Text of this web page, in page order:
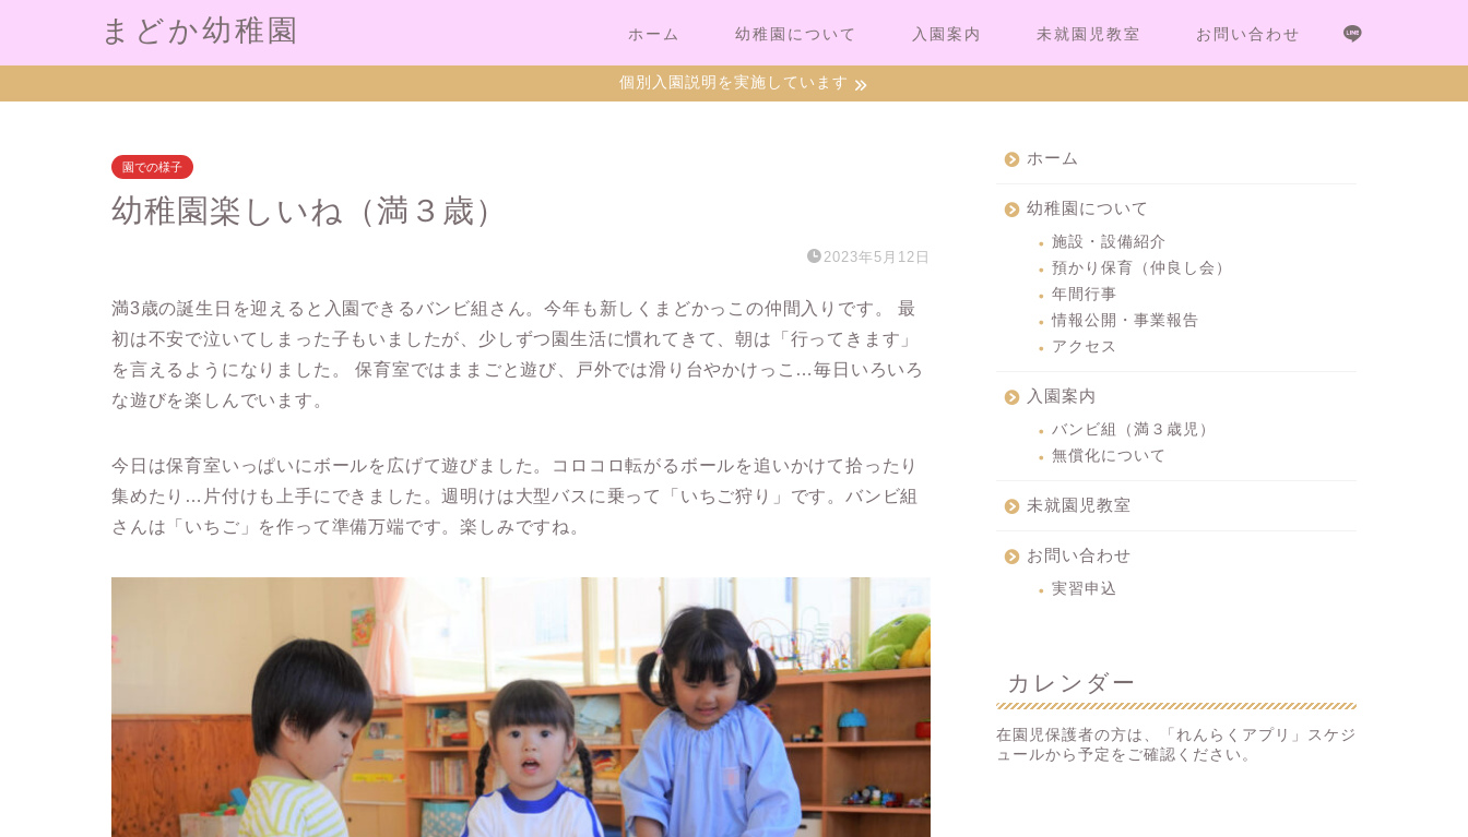
まどか幼稚園 ホーム 幼稚園について 入園案内 未就園児教室 お問い合わせ
個別入園説明を実施しています
園での様子
幼稚園楽しいね（満３歳）
2023年5月12日
満3歳の誕生日を迎えると入園できるバンビ組さん。今年も新しくまどかっこの仲間入りです。 最
初は不安で泣いてしまった子もいましたが、少しずつ園生活に慣れてきて、朝は「行ってきます」
を言えるようになりました。 保育室ではままごと遊び、戸外では滑り台やかけっこ…毎日いろいろ
な遊びを楽しんでいます。
今日は保育室いっぱいにボールを広げて遊びました。コロコロ転がるボールを追いかけて拾ったり
集めたり…片付けも上手にできました。週明けは大型バスに乗って「いちご狩り」です。バンビ組
さんは「いちご」を作って準備万端です。楽しみですね。
ホーム
幼稚園について
施設・設備紹介
預かり保育（仲良し会）
年間行事
情報公開・事業報告
アクセス
入園案内
バンビ組（満３歳児）
無償化について
未就園児教室
お問い合わせ
実習申込
カレンダー
在園児保護者の方は、「れんらくアプリ」スケジ
ュールから予定をご確認ください。